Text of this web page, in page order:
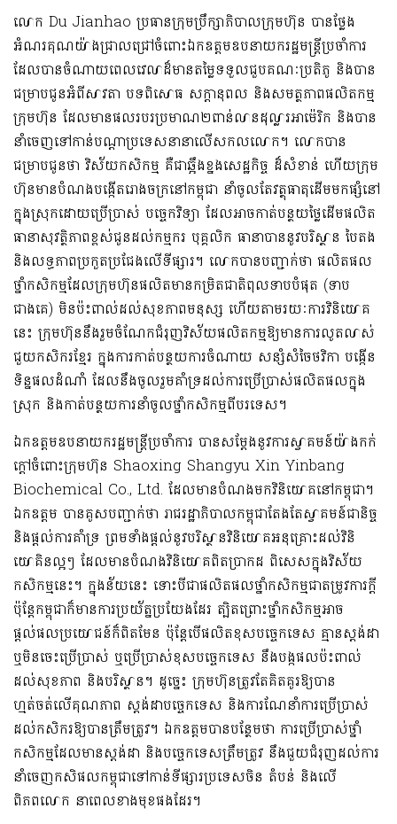
លោក Du Jianhao ប្រធានក្រុមប្រឹក្សាភិបាលក្រុមហ៊ុន បានថ្លែង
អំណរគុណយ៉ាងជ្រាលជ្រៅចំពោះឯកឧត្តមឧបនាយករដ្ឋមន្ត្រីប្រចាំការ
ដែលបានចំណាយពេលវេលាដ៏មានតម្លៃទទួលជួបគណៈប្រតិភូ និងបាន
ជម្រាបជូនអំពីសាវតា បទពិសោធ សក្តានុពល និងសមត្ថភាពផលិតកម្ម
ក្រុមហ៊ុន ដែលមានផលរបរប្រមាណ២ពាន់លានដុល្លារអាម៉េរិក និងបាន
នាំចេញទៅកាន់បណ្តាប្រទេសនានាលើសកលលោក។ លោកបាន
ជម្រាបជូនថា វិស័យកសិកម្ម គឺជាឆ្អឹងខ្នងសេដ្ឋកិច្ច ដ៏សំខាន់ ហើយក្រុម
ហ៊ុនមានបំណងបង្កើតរោងចក្រនៅកម្ពុជា នាំចូលតែវត្ថុធាតុដើមមកផ្សំនៅ
ក្នុងស្រុកដោយប្រើប្រាស់ បច្ចេកវិទ្យា ដែលអាច​​កាត់បន្ថយថ្លៃដើមផលិត
ធានាសុវត្ថិភាពខ្ពស់ជូនដល់កម្មករ បុគ្គលិក ធានាបាននូវបរិស្ថាន បៃតង
និងលទ្ធភាពប្រកួតប្រជែងលើទីផ្សារ។ លោកបានបញ្ជាក់ថា ផលិតផល
ថ្នាំកសិកម្មដែលក្រុមហ៊ុនផលិតមានកម្រិតជាតិពុលទាបបំផុត (ទាប
ជាងគេ) មិនប៉ះពាល់ដល់សុខភាពមនុស្ស ហើយតាមរយៈការវិនិយោគ
នេះ ក្រុមហ៊ុននឹងរួមចំណែកជំរុញវិស័យផលិតកម្មឱ្យមានការលូតលាស់
ជួយកសិករខ្មែរ ក្នុងការកាត់បន្ថយការចំណាយ សន្សំសំចៃថវិកា បង្កើន
ទិន្នផលដំណាំ ដែលនឹងចូលរួមគាំទ្រដល់ការប្រើប្រាស់ផលិតផលក្នុង
ស្រុក និងកាត់បន្ថយការនាំចូលថ្នាំកសិកម្មពីបរទេស។
ឯកឧត្តមឧបនាយករដ្ឋមន្ត្រីប្រចាំការ បានសម្តែងនូវការស្វាគមន៍យ៉ាងកក់
ក្តៅចំពោះក្រុមហ៊ុន Shaoxing Shangyu Xin Yinbang
Biochemical Co., Ltd. ដែលមានបំណងមកវិនិយោគនៅកម្ពុជា។
ឯកឧត្តម បានគូសបញ្ជាក់ថា រាជរដ្ឋាភិបាលកម្ពុជាតែងតែស្វាគមន៍ជានិច្ច
និងផ្តល់ការគាំទ្រ ព្រមទាំងផ្តល់នូវបរិស្ថានវិនិយោគអនុគ្រោះដល់វិនិ
យោគិនល្អៗ ដែលមានបំណងវិនិយោគពិតប្រាកដ ពិសេសក្នុងវិស័យ
កសិកម្មនេះ។ ក្នុងន័យនេះ ទោះបីជាផលិតផលថ្នាំកសិកម្មជាតម្រូវការក្តី
ប៉ុន្តែកម្ពុជាក៏មានការប្រយ័ត្នប្រយែងដែរ ត្បិតព្រោះថ្នាំកសិកម្មអាច
ផ្តល់ផលប្រយោជន៍ក៏ពិតមែន ប៉ុន្តែបើផលិតខុសបច្ចេកទេស គ្មានស្តង់ដា
ឬមិនចេះប្រើប្រាស់ ឬប្រើប្រាស់ខុសបច្ចេកទេស នឹងបង្កផលប៉ះពាល់
ដល់សុខភាព និងបរិស្ថាន។ ដូច្នេះ ក្រុមហ៊ុនត្រូវតែគិតគូរឱ្យបាន
ហ្មត់ចត់លើគុណភាព ស្តង់ដាបច្ចេកទេស និងការណែនាំការប្រើប្រាស់
ដល់កសិករឱ្យបានត្រឹមត្រូវ។ ឯកឧត្តមបានបន្ថែមថា ការប្រើប្រាស់ថ្នាំ
កសិកម្មដែលមានស្តង់ដា និងបច្ចេកទេសត្រឹមត្រូវ នឹងជួយជំរុញដល់ការ
នាំចេញកសិផលកម្ពុជាទៅកាន់ទីផ្សារប្រទេសចិន តំបន់ និងលើ
ពិភពលោក នាពេលខាងមុខផងដែរ។